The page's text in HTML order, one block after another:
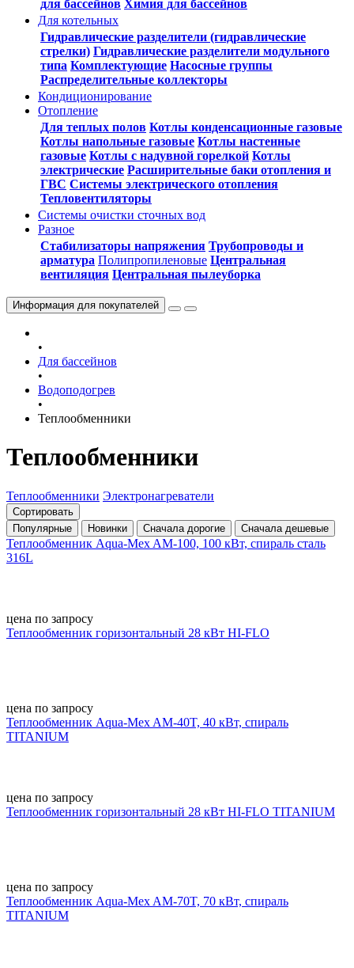
для бассейнов Химия для бассейнов
Для котельных
Гидравлические разделители (гидравлические
стрелки) Гидравлические разделители модульного
типа Комплектующие Насосные группы
Распределительные коллекторы
Кондиционирование
Отопление
Для теплых полов Котлы конденсационные газовые
Котлы напольные газовые Котлы настенные
газовые Котлы с надувной горелкой Котлы
электрические Расширительные баки отопления и
ГВС Системы электрического отопления
Тепловентиляторы
Системы очистки сточных вод
Разное
Стабилизаторы напряжения Трубопроводы и
арматура Полипропиленовые Центральная
вентиляция Центральная пылеуборка
Информация для покупателей
•
Для бассейнов
•
Водоподогрев
•
Теплообменники
Теплообменники
Теплообменники Электронагреватели
Сортировать
Популярные
Новинки Сначала дорогие Сначала дешевые
Теплообменник Aqua-Mex AM-100, 100 кВт, спираль сталь
316L
цена по запросу
Теплообменник горизонтальный 28 кВт HI-FLO
цена по запросу
Теплообменник Aqua-Mex AM-40T, 40 кВт, спираль
TITANIUM
цена по запросу
Теплообменник горизонтальный 28 кВт HI-FLO TITANIUM
цена по запросу
Теплообменник Aqua-Mex AM-70T, 70 кВт, спираль
TITANIUM